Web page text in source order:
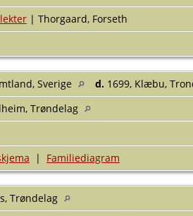
| Thorgaard, Forseth
Sverige d. 1699, Klæbu,
Trøndelag
| Familiediagram
Trøndelag